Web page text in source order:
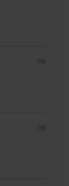
(19)
(19)